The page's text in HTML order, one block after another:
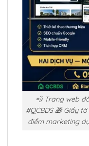
💨 Trang web
#QCBDS 🎁 Giấy
điểm marketing